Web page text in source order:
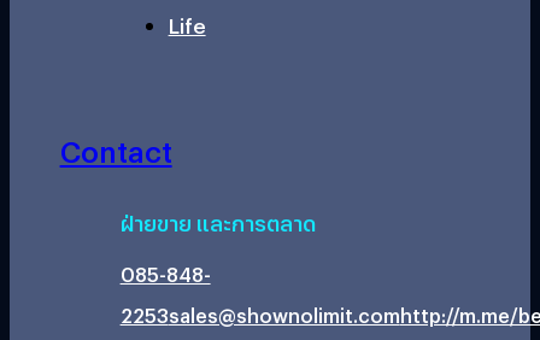
Life
Contact
ฝ่ายขาย และการตลาด
085-848-
2253sales@shownolimit.comhttp://m.me/